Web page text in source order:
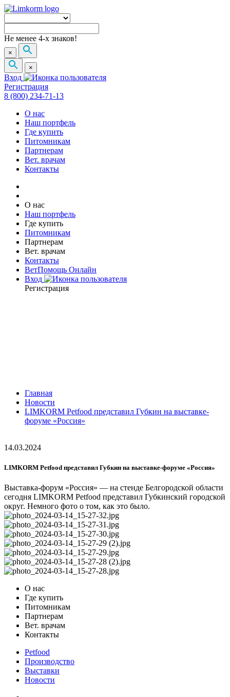
Не менее 4-х знаков!
×
×
Вход
Регистрация
8 (800) 234-71-13
О нас
Наш портфель
Где купить
Питомникам
Партнерам
Вет. врачам
Контакты
О нас
Наш портфель
Где купить
Питомникам
Партнерам
Вет. врачам
Контакты
ВетПомощь Онлайн
Вход
Регистрация
Главная
Новости
LIMKORM Petfood представил Губкин на выставке-
форуме «Россия»
14.03.2024
LIMKORM Petfood представил Губкин на выставке-форуме «Россия»
Выставка-форум «Россия» — на стенде Белгородской области
сегодня LIMKORM Petfood представил Губкинский городской
округ. Немного фото о том, как это было.
О нас
Где купить
Питомникам
Партнерам
Вет. врачам
Контакты
Petfood
Производство
Выставки
Новости